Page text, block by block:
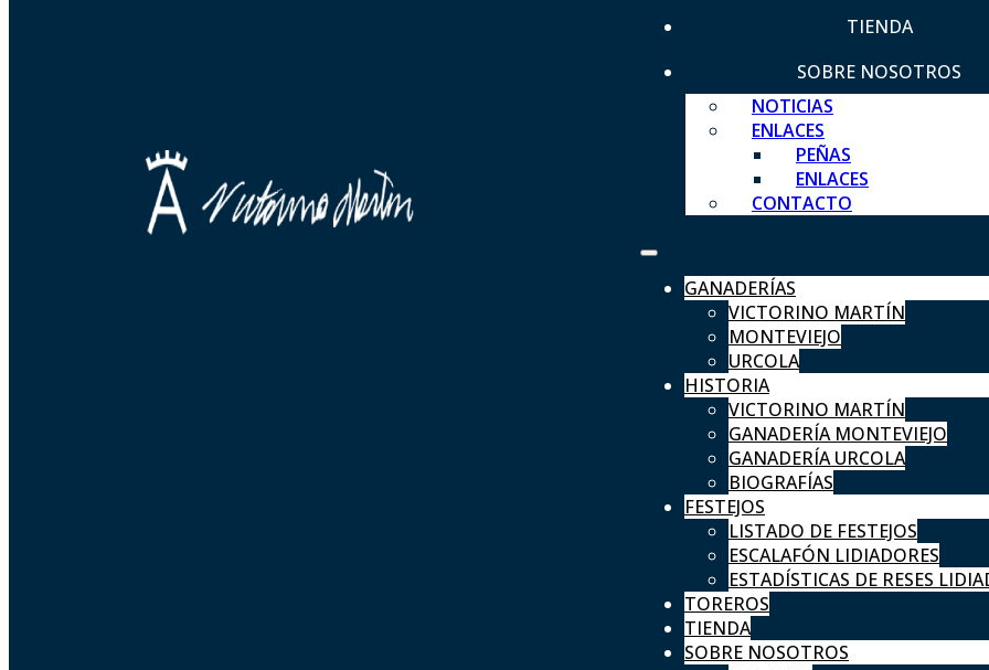
TIENDA
SOBRE NOSOTROS
NOTICIAS
ENLACES
PEÑAS
ENLACES
CONTACTO
GANADERÍAS
VICTORINO MARTÍN
MONTEVIEJO
URCOLA
HISTORIA
VICTORINO MARTÍN
GANADERÍA MONTEVIEJO
GANADERÍA URCOLA
BIOGRAFÍAS
FESTEJOS
LISTADO DE FESTEJOS
ESCALAFÓN LIDIADORES
ESTADÍSTICAS DE RESES
TOREROS
TIENDA
SOBRE NOSOTROS